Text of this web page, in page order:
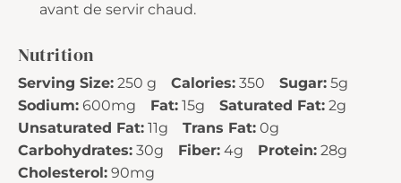
avant de servir chaud.
Nutrition
Serving Size: 250 g Calories: 350 Sugar: 5g
Sodium: 600mg Fat: 15g Saturated Fat: 2g
Unsaturated Fat: 11g Trans Fat: 0g
Carbohydrates: 30g Fiber: 4g Protein: 28g
Cholesterol: 90mg